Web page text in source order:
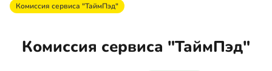
Комиссия сервиса "ТаймПэд"
Комиссия сервиса "ТаймПэд"